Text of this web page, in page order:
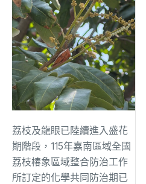
荔枝及龍眼已陸續進入盛花
期階段，115年嘉南區域全國
荔枝椿象區域整合防治工作
所訂定的化學共同防治期已